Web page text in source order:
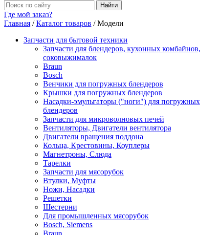
Где мой заказ?
Главная /Каталог товаров /Модели
Запчасти для бытовой техники
Запчасти для блендеров, кухонных комбайнов,
соковыжималок
Braun
Bosch
Венчики для погружных блендеров
Крышки для погружных блендеров
Насадки-эмульгаторы ("ноги") для погружных
блендеров
Запчасти для микроволновых печей
Вентиляторы, Двигатели вентилятора
Двигатели вращения поддона
Кольца, Крестовины, Коуплеры
Магнетроны, Слюда
Тарелки
Запчасти для мясорубок
Втулки, Муфты
Ножи, Насадки
Решетки
Шестерни
Для промышленных мясорубок
Bosch, Siemens
Braun